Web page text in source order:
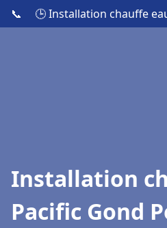
📞 🕒 Installation chauffe
Installation
Pacific Gond